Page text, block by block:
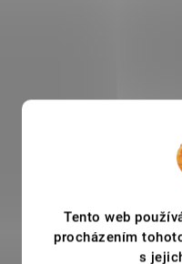
Tento web
procházením
s